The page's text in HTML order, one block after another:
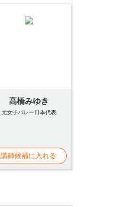
高橋みゆき
元女子バレー日本代表
講師候補に入れる